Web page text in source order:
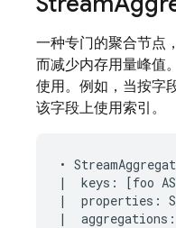
一种专门的聚合节点
而减少内存用量峰值
使用。例如，当按字
该字段上使用索引。
•
|  keys: [foo
|  properties:
|  aggregations: